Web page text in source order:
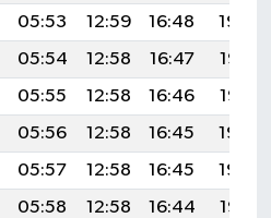
05:53 12:59 16:48
19:54
05:54 12:58 16:47
19:53
05:55 12:58 16:46
19:52
05:56 12:58 16:45
19:50
05:57 12:58 16:45
19:49
05:58 12:58 16:44
19:47